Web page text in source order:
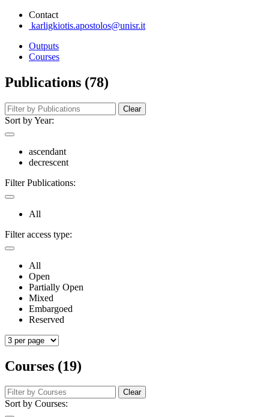
Contact
karligkiotis.apostolos@unisr.it
Outputs
Courses
Publications (78)
Clear
Sort by Year:
ascendant
decrescent
Filter Publications:
All
Filter access type:
All
Open
Partially Open
Mixed
Embargoed
Reserved
Courses (19)
Clear
Sort by Courses: